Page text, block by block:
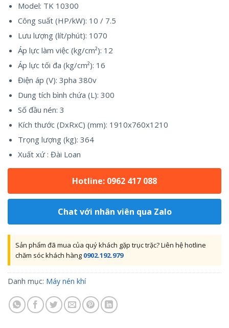
Model: TK 10300
Công suất (HP/kW): 10 / 7.5
Lưu lượng (lít/phút): 1070
Áp lực làm việc (kg/cm²): 12
Áp lực tối đa (kg/cm²): 16
Điện áp (V): 3pha 380v
Dung tích bình chứa (L): 300
Số đầu nén: 3
Kích thước (DxRxC) (mm): 1910x760x1210
Trọng lượng (kg): 364
Xuất xứ : Đài Loan
Hotline: 0962 417 088
Chat với nhân viên qua Zalo
Sản phẩm đã mua của quý khách gặp trục trặc? Liên hệ hotline
chăm sóc khách hàng 0902.192.979
Danh mục: Máy nén khí